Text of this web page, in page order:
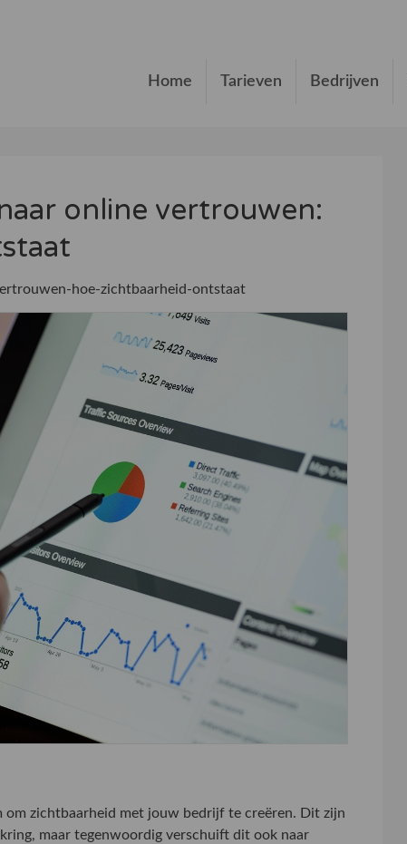
Home Tarieven Bedrijven
online vertrouwen:
hoe-zichtbaarheid-ontstaat
zichtbaarheid met jouw bedrijf te creëren. Dit zijn
maar tegenwoordig verschuift dit ook naar